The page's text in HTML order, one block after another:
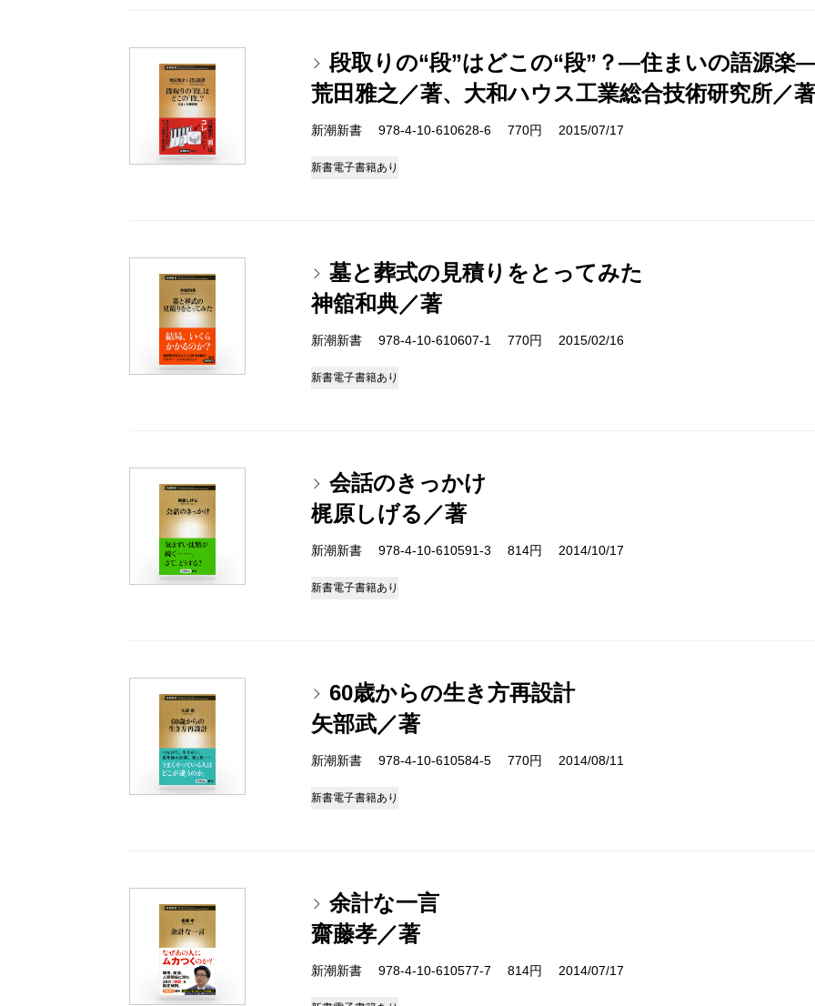
段取りの“段”はどこの“段”？―住まいの語源楽
荒田雅之／著、大和ハウス工業総合技術研究所／著
新潮新書 978-4-10-610628-6 770円 2015/07/17
新書電子書籍あり
墓と葬式の見積りをとってみた
神舘和典／著
新潮新書 978-4-10-610607-1 770円 2015/02/16
新書電子書籍あり
会話のきっかけ
梶原しげる／著
新潮新書 978-4-10-610591-3 814円 2014/10/17
新書電子書籍あり
60歳からの生き方再設計
矢部武／著
新潮新書 978-4-10-610584-5 770円 2014/08/11
新書電子書籍あり
余計な一言
齋藤孝／著
新潮新書 978-4-10-610577-7 814円 2014/07/17